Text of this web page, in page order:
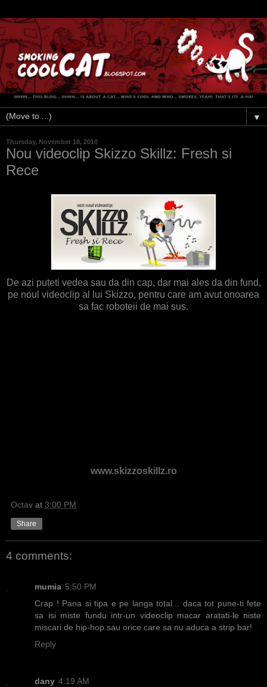
▼
Thursday, November 18, 2010
Nou videoclip Skizzo Skillz: Fresh si
Rece
De azi puteti vedea sau da din cap, dar mai ales da din fund,
pe noul videoclip al lui Skizzo, pentru care am avut onoarea
sa fac roboteii de mai sus.
www.skizzoskillz.ro
Octav at 3:00 PM
Share
4 comments:
mumia 5:50 PM
Crap ! Pana si tipa e pe langa total... daca tot pune-ti fete
sa isi miste fundu intr-un videoclip macar aratati-le niste
miscari de hip-hop sau orice care sa nu aduca a strip bar!
Reply
dany 4:19 AM